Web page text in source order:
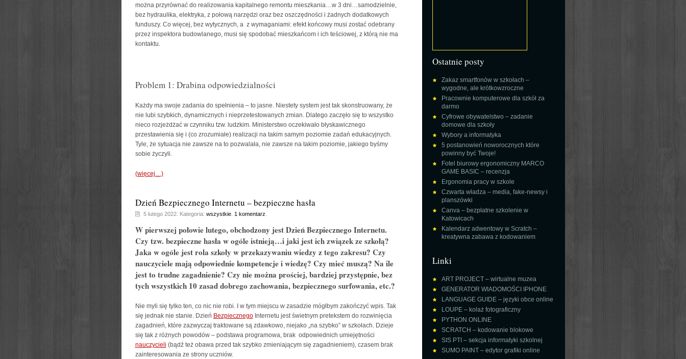
można przyrównać do realizowania kapitalnego remontu mieszkania…w 3 dni…samodzielnie,
bez hydraulika, elektryka, z połową narzędzi oraz bez oszczędności i żadnych dodatkowych
funduszy. Co więcej, bez wytycznych, a z wymaganiami: efekt końcowy musi zostać odebrany
przez inspektora budowlanego, musi się spodobać mieszkańcom i ich teściowej, z którą nie ma
kontaktu.
Problem 1: Drabina odpowiedzialności
Każdy ma swoje zadania do spełnienia – to jasne. Niestety system jest tak skonstruowany, że
nie lubi szybkich, dynamicznych i nieprzetestowanych zmian. Dlatego zaczęło się to wszystko
nieco rozjeżdżać w czynniku tzw. ludzkim. Ministerstwo oczekiwało błyskawicznego
przestawienia się i (co zrozumiałe) realizacji na takim samym poziomie zadań edukacyjnych.
Tyle, że sytuacja nie zawsze na to pozwalała, nie zawsze na takim poziomie, jakiego byśmy
sobie życzyli.
(więcej…)
Dzień Bezpiecznego Internetu – bezpieczne hasła
5 lutego 2022. Kategoria: wszystkie. 1 komentarz
W pierwszej połowie lutego, obchodzony jest Dzień Bezpiecznego Internetu.
Czy tzw. bezpieczne hasła w ogóle istnieją…i jaki jest ich związek ze szkołą?
Jaka w ogóle jest rola szkoły w przekazywaniu wiedzy z tego zakresu? Czy
nauczyciele mają odpowiednie kompetencje i wiedzę? Czy mieć muszą? Na ile
jest to trudne zagadnienie? Czy nie można prościej, bardziej przystępnie, bez
tych wszystkich 10 zasad dobrego zachowania, bezpiecznego surfowania, etc.?
Nie myli się tylko ten, co nic nie robi. I w tym miejscu w zasadzie mógłbym zakończyć wpis. Tak
się jednak nie stanie. Dzień BezpiecznegoInternetu jest świetnym pretekstem do rozwinięcia
zagadnień, które zazwyczaj traktowane są zdawkowo, niejako „na szybko” w szkołach. Dzieje
się tak z różnych powodów – podstawa programowa, brak odpowiednich umiejętności
nauczycieli (bądź też obawa przed tak szybko zmieniającym się zagadnieniem), czasem brak
zainteresowania ze strony uczniów.
Ostatnie posty
Zakaz smartfonów w szkołach –
wygodne, ale krótkowzroczne
Pracownie komputerowe dla szkół za
darmo
Cyfrowe obywatelstwo – zadanie
domowe dla szkoły
Wybory a informatyka
5 postanowień noworocznych które
powinny być Twoje!
Fotel biurowy ergonomiczny MARCO
GAME BASIC – recenzja
Ergonomia pracy w szkole
Czwarta władza – media, fake-newsy i
planszówki
Canva – bezpłatne szkolenie w
Katowicach
Kalendarz adwentowy w Scratch –
kreatywna zabawa z kodowaniem
Linki
ART PROJECT – wirtualne muzea
GENERATOR WIADOMOŚCI IPHONE
LANGUAGE GUIDE – języki obce online
LOUPE – kolaż fotograficzny
PYTHON ONLINE
SCRATCH – kodowanie blokowe
SIS PTI – sekcja informatyki szkolnej
SUMO PAINT – edytor grafiki online